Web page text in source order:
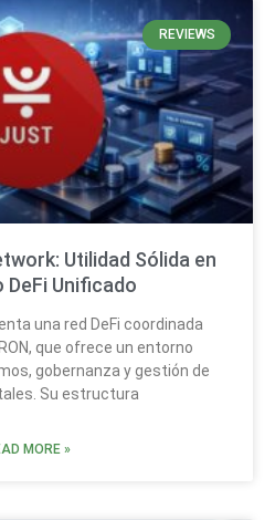
REVIEWS
Utilidad Sólida en
DeFi Unificado
una red DeFi coordinada
que ofrece un entorno
gobernanza y gestión de
Su estructura
MORE »